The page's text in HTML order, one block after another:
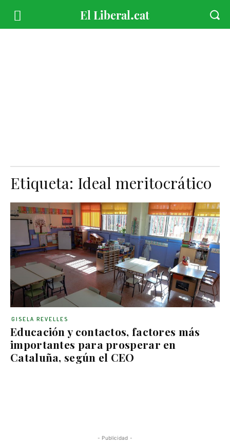
Etiqueta: Ideal meritocrático
Educación y contactos, factores más
importantes para prosperar en
Cataluña, según el CEO
GISELA REVELLES
- Publicidad -